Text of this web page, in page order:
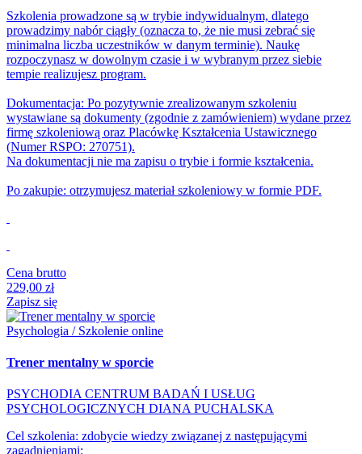
Szkolenia prowadzone są w trybie indywidualnym, dlatego
prowadzimy nabór ciągły (oznacza to, że nie musi zebrać się
minimalna liczba uczestników w danym terminie). Naukę
rozpoczynasz w dowolnym czasie i w wybranym przez siebie
tempie realizujesz program.
Dokumentacja: Po pozytywnie zrealizowanym szkoleniu
wystawiane są dokumenty (zgodnie z zamówieniem) wydane przez
firmę szkoleniową oraz Placówkę Kształcenia Ustawicznego
(Numer RSPO: 270751).
Na dokumentacji nie ma zapisu o trybie i formie kształcenia.
Po zakupie: otrzymujesz materiał szkoleniowy w formie PDF.
Cena brutto
229,00 zł
Zapisz się
Psychologia / Szkolenie online
Trener mentalny w sporcie
PSYCHODIA CENTRUM BADAŃ I USŁUG
PSYCHOLOGICZNYCH DIANA PUCHALSKA
Cel szkolenia: zdobycie wiedzy związanej z następującymi
zagadnieniami: